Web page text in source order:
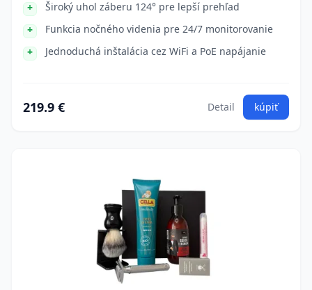
Široký uhol záberu 124° pre lepší prehľad
Funkcia nočného videnia pre 24/7 monitorovanie
Jednoduchá inštalácia cez WiFi a PoE napájanie
219.9 € Detail kúpiť